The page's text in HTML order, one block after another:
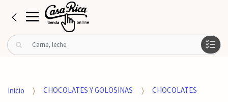
B
u
rInicio CHOCOLATES Y GOLOSINAS CHOCOLATES